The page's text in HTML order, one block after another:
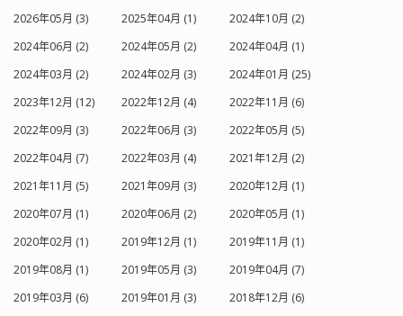
2026年05月 (3) 2025年04月 (1)
2024年10月 (2)
2024年06月 (2)
2024年05月 (2)
2024年04月 (1)
2024年03月 (2)
2024年02月 (3)
2024年01月 (25)
2023年12月 (12)
2022年12月 (4)
2022年11月 (6)
2022年09月 (3)
2022年06月 (3)
2022年05月 (5)
2022年04月 (7)
2022年03月 (4)
2021年12月 (2)
2021年11月 (5)
2021年09月 (3)
2020年12月 (1)
2020年07月 (1)
2020年06月 (2)
2020年05月 (1)
2020年02月 (1)
2019年12月 (1)
2019年11月 (1)
2019年08月 (1)
2019年05月 (3)
2019年04月 (7)
2019年03月 (6)
2019年01月 (3)
2018年12月 (6)